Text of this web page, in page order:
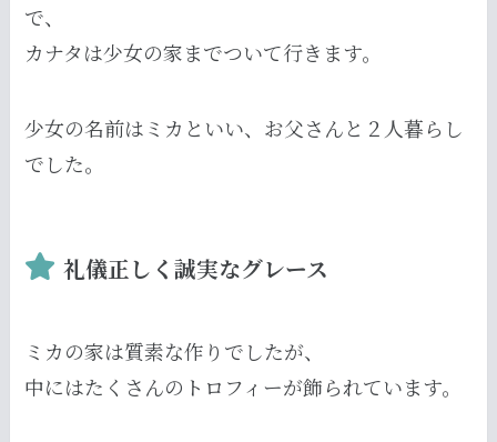
で、
カナタは少女の家までついて行きます。
少女の名前はミカといい、お父さんと２人暮らし
でした。
礼儀正しく誠実なグレース
ミカの家は質素な作りでしたが、
中にはたくさんのトロフィーが飾られています。